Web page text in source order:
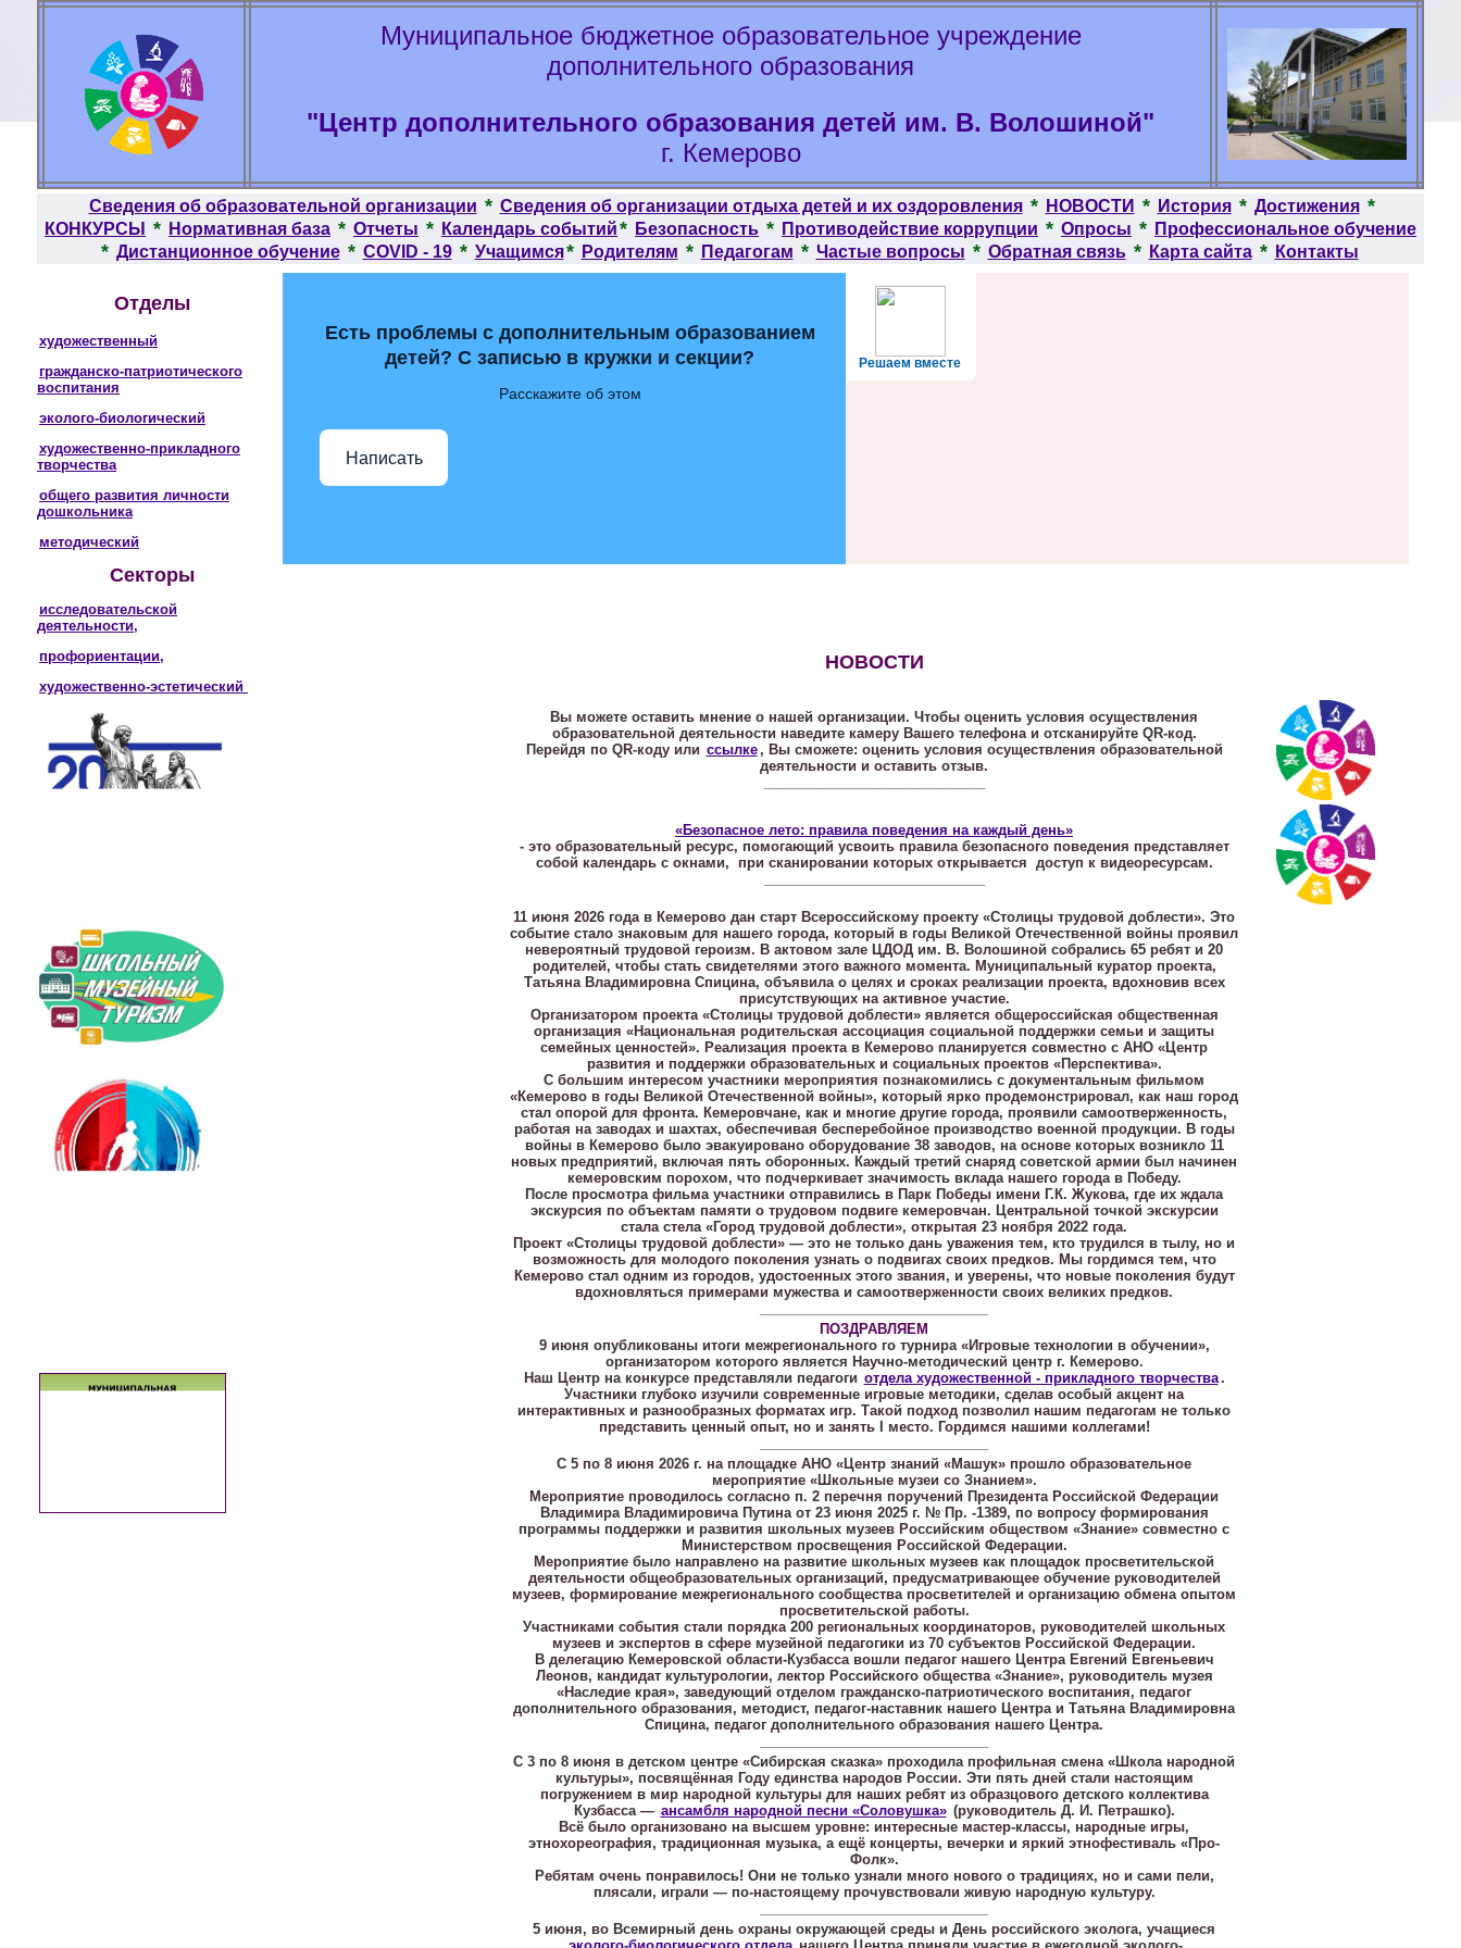
Муниципальное бюджетное образовательное учреждение
дополнительного образования
"Центр дополнительного образования детей им. В. Волошиной"
г. Кемерово
Сведения об образовательной организации * Сведения об организации отдыха детей и их оздоровления * НОВОСТИ * История * Достижения *
КОНКУРСЫ * Нормативная база * Отчеты * Календарь событий* Безопасность * Противодействие коррупции * Опросы * Профессиональное обучение
* Дистанционное обучение * COVID - 19 * Учащимся* Родителям * Педагогам * Частые вопросы * Обратная связь * Карта сайта * Контакты
Отделы
художественный
гражданско-патриотического
воспитания
эколого-биологический
художественно-прикладного
творчества
общего развития личности
дошкольника
методический
Секторы
исследовательской
деятельности,
профориентации,
художественно-эстетический
Решаем вместе
Есть проблемы с дополнительным образованием
детей? С записью в кружки и секции?
Расскажите об этом
Написать
НОВОСТИ
Вы можете оставить мнение о нашей организации. Чтобы оценить условия осуществления
образовательной деятельности наведите камеру Вашего телефона и отсканируйте QR-код.
Перейдя по QR-коду или ссылке , Вы сможете: оценить условия осуществления образовательной
деятельности и оставить отзыв.
«Безопасное лето: правила поведения на каждый день»
- это образовательный ресурс, помогающий усвоить правила безопасного поведения представляет
собой календарь с окнами, при сканировании которых открывается доступ к видеоресурсам.
11 июня 2026 года в Кемерово дан старт Всероссийскому проекту «Столицы трудовой доблести». Это
событие стало знаковым для нашего города, который в годы Великой Отечественной войны проявил
невероятный трудовой героизм. В актовом зале ЦДОД им. В. Волошиной собрались 65 ребят и 20
родителей, чтобы стать свидетелями этого важного момента. Муниципальный куратор проекта,
Татьяна Владимировна Спицина, объявила о целях и сроках реализации проекта, вдохновив всех
присутствующих на активное участие.
Организатором проекта «Столицы трудовой доблести» является общероссийская общественная
организация «Национальная родительская ассоциация социальной поддержки семьи и защиты
семейных ценностей». Реализация проекта в Кемерово планируется совместно с АНО «Центр
развития и поддержки образовательных и социальных проектов «Перспектива».
С большим интересом участники мероприятия познакомились с документальным фильмом
«Кемерово в годы Великой Отечественной войны», который ярко продемонстрировал, как наш город
стал опорой для фронта. Кемеровчане, как и многие другие города, проявили самоотверженность,
работая на заводах и шахтах, обеспечивая бесперебойное производство военной продукции. В годы
войны в Кемерово было эвакуировано оборудование 38 заводов, на основе которых возникло 11
новых предприятий, включая пять оборонных. Каждый третий снаряд советской армии был начинен
кемеровским порохом, что подчеркивает значимость вклада нашего города в Победу.
После просмотра фильма участники отправились в Парк Победы имени Г.К. Жукова, где их ждала
экскурсия по объектам памяти о трудовом подвиге кемеровчан. Центральной точкой экскурсии
стала стела «Город трудовой доблести», открытая 23 ноября 2022 года.
Проект «Столицы трудовой доблести» — это не только дань уважения тем, кто трудился в тылу, но и
возможность для молодого поколения узнать о подвигах своих предков. Мы гордимся тем, что
Кемерово стал одним из городов, удостоенных этого звания, и уверены, что новые поколения будут
вдохновляться примерами мужества и самоотверженности своих великих предков.
ПОЗДРАВЛЯЕМ
9 июня опубликованы итоги межрегионального го турнира «Игровые технологии в обучении»,
организатором которого является Научно-методический центр г. Кемерово.
Наш Центр на конкурсе представляли педагоги отдела художественной - прикладного творчества.
Участники глубоко изучили современные игровые методики, сделав особый акцент на
интерактивных и разнообразных форматах игр. Такой подход позволил нашим педагогам не только
представить ценный опыт, но и занять I место. Гордимся нашими коллегами!
С 5 по 8 июня 2026 г. на площадке АНО «Центр знаний «Машук» прошло образовательное
мероприятие «Школьные музеи со Знанием».
Мероприятие проводилось согласно п. 2 перечня поручений Президента Российской Федерации
Владимира Владимировича Путина от 23 июня 2025 г. № Пр. -1389, по вопросу формирования
программы поддержки и развития школьных музеев Российским обществом «Знание» совместно с
Министерством просвещения Российской Федерации.
Мероприятие было направлено на развитие школьных музеев как площадок просветительской
деятельности общеобразовательных организаций, предусматривающее обучение руководителей
музеев, формирование межрегионального сообщества просветителей и организацию обмена опытом
просветительской работы.
Участниками события стали порядка 200 региональных координаторов, руководителей школьных
музеев и экспертов в сфере музейной педагогики из 70 субъектов Российской Федерации.
В делегацию Кемеровской области-Кузбасса вошли педагог нашего Центра Евгений Евгеньевич
Леонов, кандидат культурологии, лектор Российского общества «Знание», руководитель музея
«Наследие края», заведующий отделом гражданско-патриотического воспитания, педагог
дополнительного образования, методист, педагог-наставник нашего Центра и Татьяна Владимировна
Спицина, педагог дополнительного образования нашего Центра.
С 3 по 8 июня в детском центре «Сибирская сказка» проходила профильная смена «Школа народной
культуры», посвящённая Году единства народов России. Эти пять дней стали настоящим
погружением в мир народной культуры для наших ребят из образцового детского коллектива
Кузбасса — ансамбля народной песни «Соловушка» (руководитель Д. И. Петрашко).
Всё было организовано на высшем уровне: интересные мастер-классы, народные игры,
этнохореография, традиционная музыка, а ещё концерты, вечерки и яркий этнофестиваль «Про-
Фолк».
Ребятам очень понравилось! Они не только узнали много нового о традициях, но и сами пели,
плясали, играли — по-настоящему прочувствовали живую народную культуру.
5 июня, во Всемирный день охраны окружающей среды и День российского эколога, учащиеся